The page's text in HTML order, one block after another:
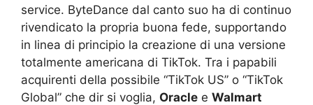
service. ByteDance dal canto suo ha di continuo
rivendicato la propria buona fede, supportando
in linea di principio la creazione di una versione
totalmente americana di TikTok. Tra i papabili
acquirenti della possibile “TikTok US” o “TikTok
Global” che dir si voglia, Oracle e Walmart